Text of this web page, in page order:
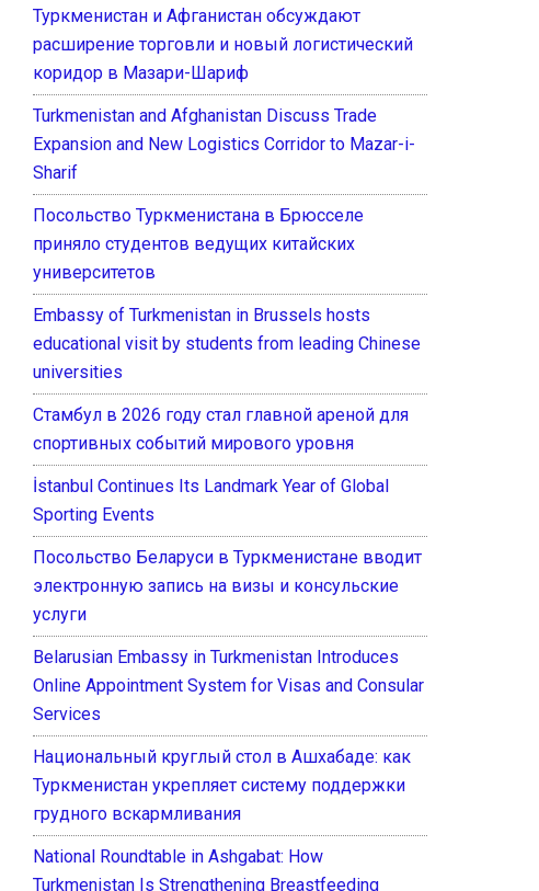
Туркменистан и Афганистан обсуждают
расширение торговли и новый логистический
коридор в Мазари-Шариф
Turkmenistan and Afghanistan Discuss Trade
Expansion and New Logistics Corridor to Mazar-i-
Sharif
Посольство Туркменистана в Брюсселе
приняло студентов ведущих китайских
университетов
Embassy of Turkmenistan in Brussels hosts
educational visit by students from leading Chinese
universities
Стамбул в 2026 году стал главной ареной для
спортивных событий мирового уровня
İstanbul Continues Its Landmark Year of Global
Sporting Events
Посольство Беларуси в Туркменистане вводит
электронную запись на визы и консульские
услуги
Belarusian Embassy in Turkmenistan Introduces
Online Appointment System for Visas and Consular
Services
Национальный круглый стол в Ашхабаде: как
Туркменистан укрепляет систему поддержки
грудного вскармливания
National Roundtable in Ashgabat: How
Turkmenistan Is Strengthening Breastfeeding